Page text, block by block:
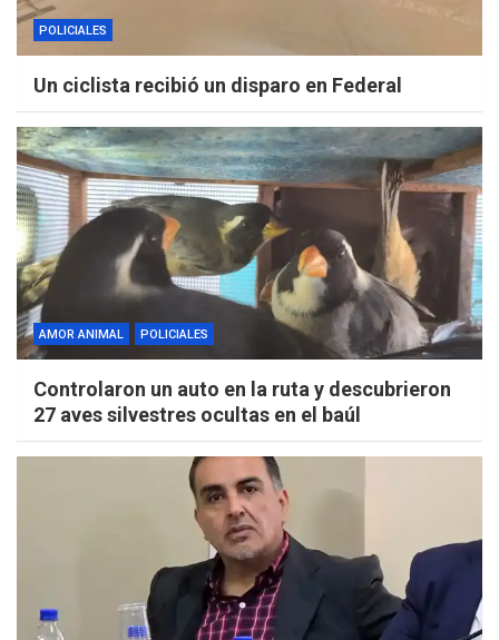
POLICIALES
Un ciclista recibió un disparo en Federal
AMOR ANIMAL POLICIALES
Controlaron un auto en la ruta y descubrieron
27 aves silvestres ocultas en el baúl